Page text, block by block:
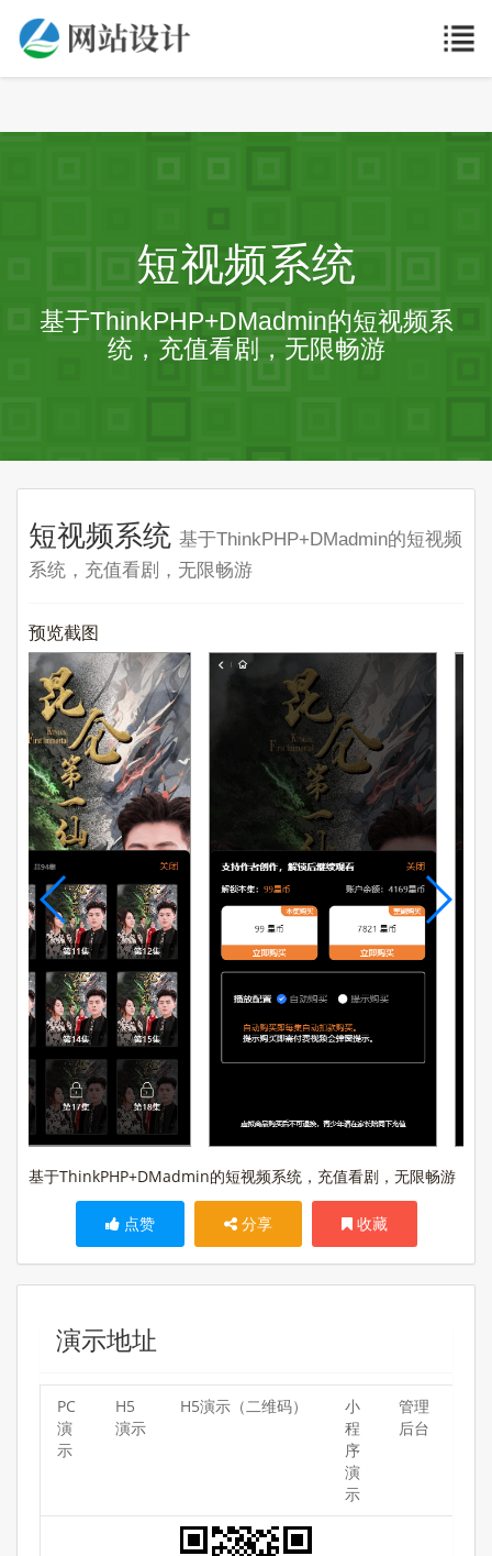
短视频系统
基于ThinkPHP+DMadmin的短视频系
统，充值看剧，无限畅游
短视频系统 基于ThinkPHP+DMadmin的短视频
系统，充值看剧，无限畅游
预览截图
基于ThinkPHP+DMadmin的短视频系统，充值看剧，无限畅游
点赞 分享 收藏
演示地址
PC
演
示
H5
演示
H5演示（二维码）
小
程
序
演
示
管理
后台